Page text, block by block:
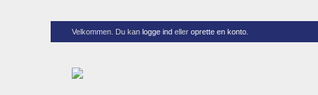
Velkommen. Du kan logge ind eller oprette en konto